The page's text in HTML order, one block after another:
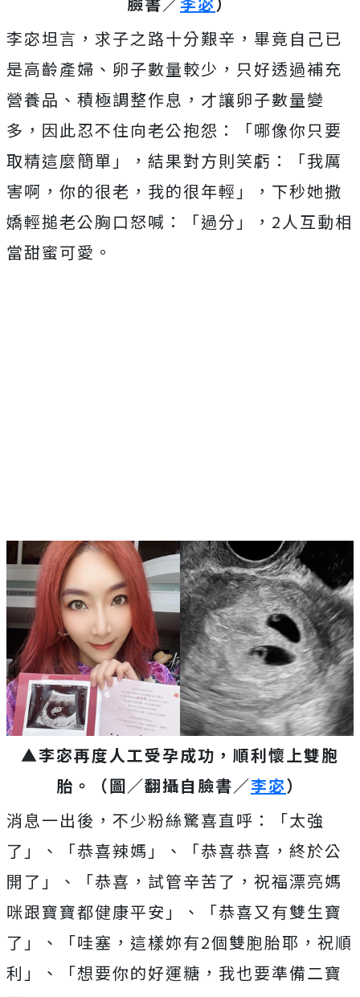
李宓坦言，求子之路十分艱辛，畢竟自己已
是高齡產婦、卵子數量較少，只好透過補充
營養品、積極調整作息，才讓卵子數量變
多，因此忍不住向老公抱怨：「哪像你只要
取精這麼簡單」，結果對方則笑虧：「我厲
害啊，你的很老，我的很年輕」，下秒她撒
嬌輕搥老公胸口怒喊：「過分」，2人互動相
當甜蜜可愛。
▲李宓再度人工受孕成功，順利懷上雙胞
胎。（圖／翻攝自臉書／李宓）
消息一出後，不少粉絲驚喜直呼：「太強
了」、「恭喜辣媽」、「恭喜恭喜，終於公
開了」、「恭喜，試管辛苦了，祝福漂亮媽
咪跟寶寶都健康平安」、「恭喜又有雙生寶
了」、「哇塞，這樣妳有2個雙胞胎耶，祝順
利」、「想要你的好運糖，我也要準備二寶